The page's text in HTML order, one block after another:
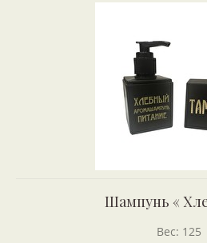
Шампунь «
Вес: 125